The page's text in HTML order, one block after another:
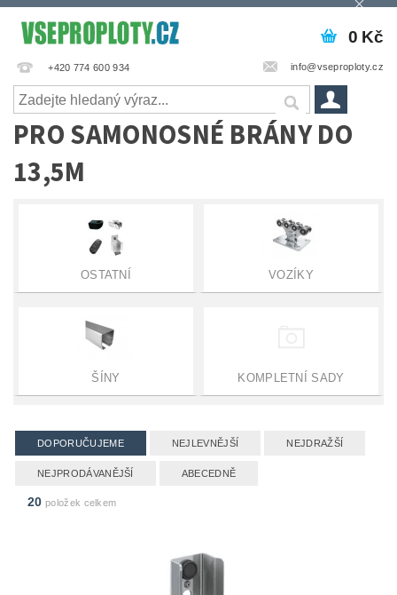
+420 774 600 934 info@vseproploty.cz
0 Kč
PRO SAMONOSNÉ BRÁNY DO
13,5M
OSTATNÍ VOZÍKY
ŠÍNY KOMPLETNÍ SADY
DOPORUČUJEME NEJLEVNĚJŠÍ NEJDRAŽŠÍ
NEJPRODÁVANĚJŠÍ ABECEDNĚ
20 položek celkem